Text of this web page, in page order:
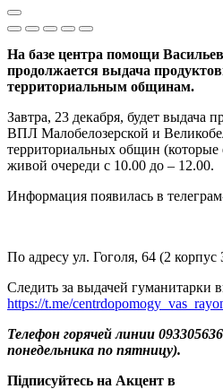
На базе центра помощи
продолжается выдача
территориальным общинам.
Завтра, 23 декабря, будет выдача
ВПЛ Малобелозерской и
территориальных общин
живой очереди с 10.00 до – 12.00.
Информация появилась в
По адресу ул. Гоголя, 64 (2
Следить за выдачей гуманитарки
https://t.me/
Телефон горячей линии
понедельника по пятницу).
Підписуйтесь на Акцент в